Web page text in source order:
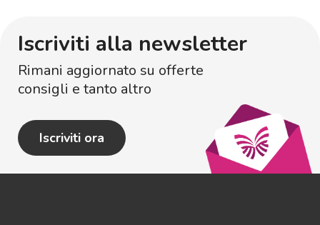
Iscriviti alla newsletter
Rimani aggiornato su offerte
consigli e tanto altro
Iscriviti ora